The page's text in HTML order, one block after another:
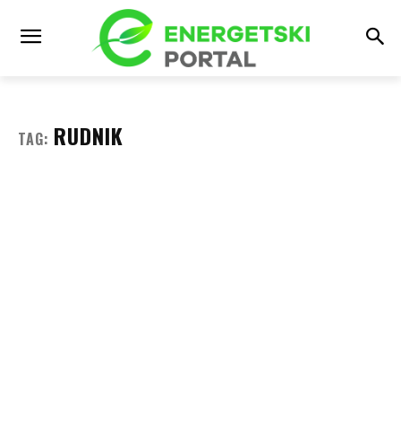
TAG: RUDNIK